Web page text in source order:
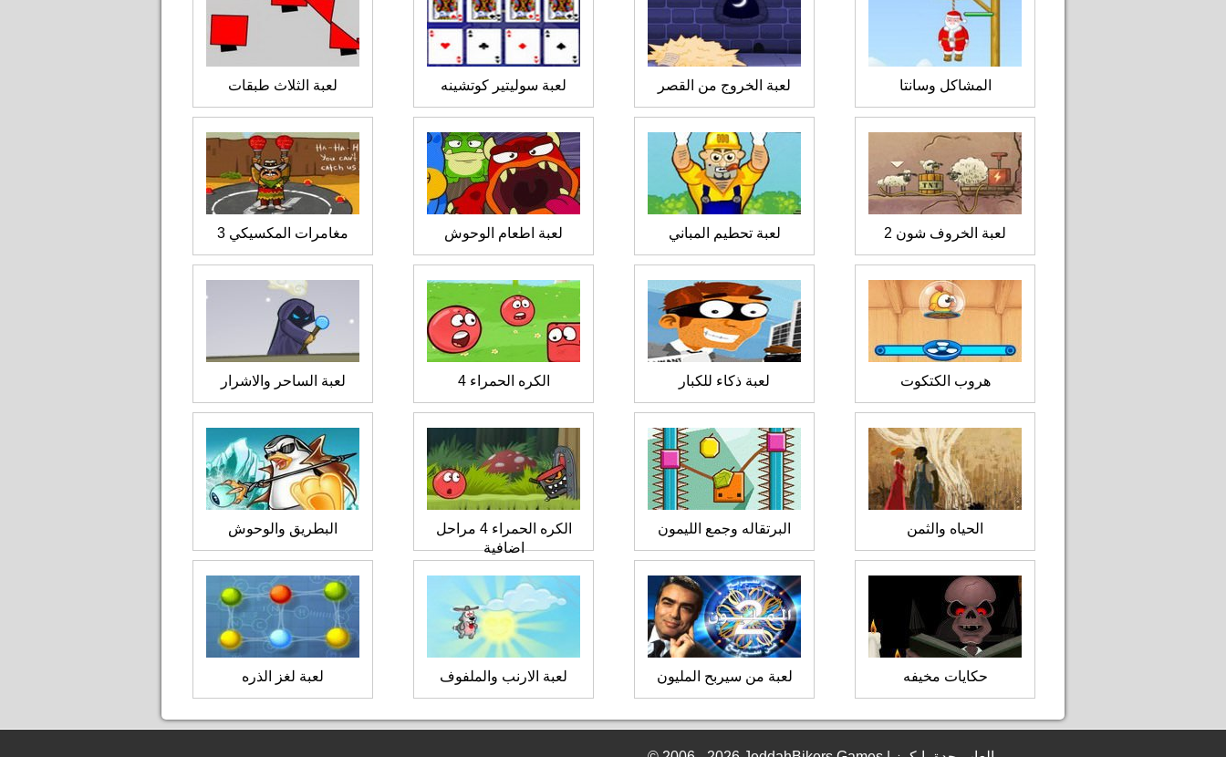
المشاكل وسانتا لعبة الخروج من القصر لعبة سوليتير كوتشينه لعبة الثلاث طبقات
لعبة الخروف شون 2 لعبة تحطيم المباني لعبة اطعام الوحوش مغامرات المكسيكي 3
هروب الكتكوت لعبة ذكاء للكبار الكره الحمراء 4 لعبة الساحر والاشرار
الحياه والثمن البرتقاله وجمع الليمون
الكره الحمراء 4 مراحل
اضافية
البطريق والوحوش
حكايات مخيفه لعبة من سيربح المليون لعبة الارنب والملفوف لعبة لغز الذره